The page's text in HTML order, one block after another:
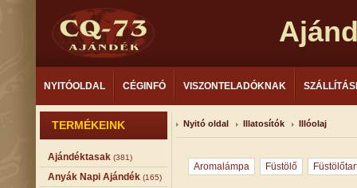
NYITÓOLDAL CÉGINFÓ VISZONTELADÓKNAK
TERMÉKEINK
Ajándéktasak (381)
Anyák Napi Ajándék (165)
Nyitó oldal Illatosítók Illóolaj
Aromalámpa Füstölő